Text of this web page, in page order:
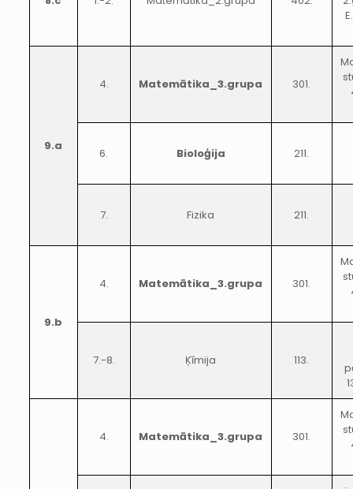
9.a
4. Matemātika_3.grupa 301.
6. Bioloģija 211.
7. Fizika 211.
9.b
4. Matemātika_3.grupa 301.
7.-8. Ķīmija 113.
4. Matemātika_3.grupa 301.